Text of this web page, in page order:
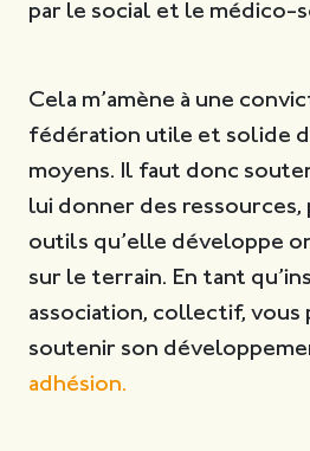
par le social et le médico-
Cela m’amène à une
fédération utile et solide
moyens. Il faut donc
lui donner des ressources,
outils qu’elle développe
sur le terrain. En tant
association, collectif, vous
soutenir son
adhésion.